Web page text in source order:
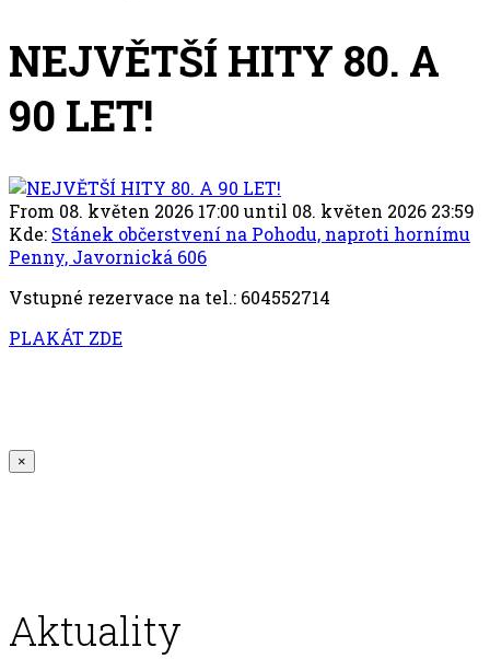
NEJVĚTŠÍ HITY 80. A
90 LET!
From 08. květen 2026 17:00 until 08. květen 2026 23:59
Kde: Stánek občerstvení na Pohodu, naproti hornímu
Penny, Javornická 606
Vstupné rezervace na tel.: 604552714
PLAKÁT ZDE
×
Aktuality